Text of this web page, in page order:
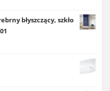
błyszczący, szkło